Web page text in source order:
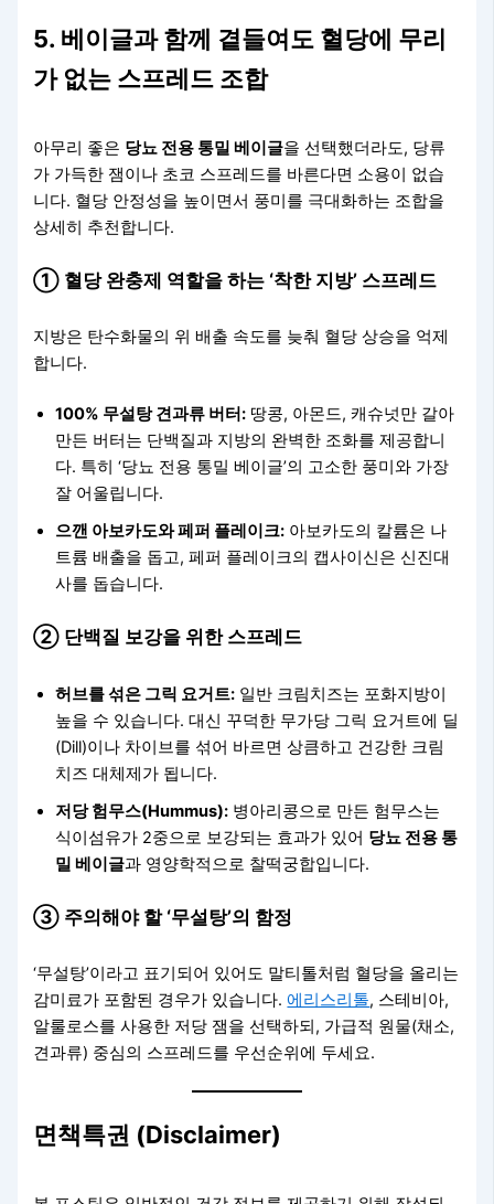
5. 베이글과 함께 곁들여도 혈당에 무리
가 없는 스프레드 조합
아무리 좋은 당뇨 전용 통밀 베이글을 선택했더라도, 당류
가 가득한 잼이나 초코 스프레드를 바른다면 소용이 없습
니다. 혈당 안정성을 높이면서 풍미를 극대화하는 조합을
상세히 추천합니다.
① 혈당 완충제 역할을 하는 ‘착한 지방’ 스프레드
지방은 탄수화물의 위 배출 속도를 늦춰 혈당 상승을 억제
합니다.
100% 무설탕 견과류 버터: 땅콩, 아몬드, 캐슈넛만 갈아
만든 버터는 단백질과 지방의 완벽한 조화를 제공합니
다. 특히 ‘당뇨 전용 통밀 베이글’의 고소한 풍미와 가장
잘 어울립니다.
으깬 아보카도와 페퍼 플레이크: 아보카도의 칼륨은 나
트륨 배출을 돕고, 페퍼 플레이크의 캡사이신은 신진대
사를 돕습니다.
② 단백질 보강을 위한 스프레드
허브를 섞은 그릭 요거트: 일반 크림치즈는 포화지방이
높을 수 있습니다. 대신 꾸덕한 무가당 그릭 요거트에 딜
(Dill)이나 차이브를 섞어 바르면 상큼하고 건강한 크림
치즈 대체제가 됩니다.
저당 험무스(Hummus): 병아리콩으로 만든 험무스는
식이섬유가 2중으로 보강되는 효과가 있어 당뇨 전용 통
밀 베이글과 영양학적으로 찰떡궁합입니다.
③ 주의해야 할 ‘무설탕’의 함정
‘무설탕’이라고 표기되어 있어도 말티톨처럼 혈당을 올리는
감미료가 포함된 경우가 있습니다.에리스리톨, 스테비아,
알룰로스를 사용한 저당 잼을 선택하되, 가급적 원물(채소,
견과류) 중심의 스프레드를 우선순위에 두세요.
면책특권 (Disclaimer)